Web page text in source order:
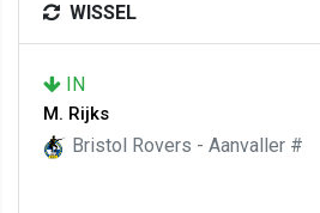
WISSEL
IN
M. Rijks
Bristol Rovers - Aanvaller #